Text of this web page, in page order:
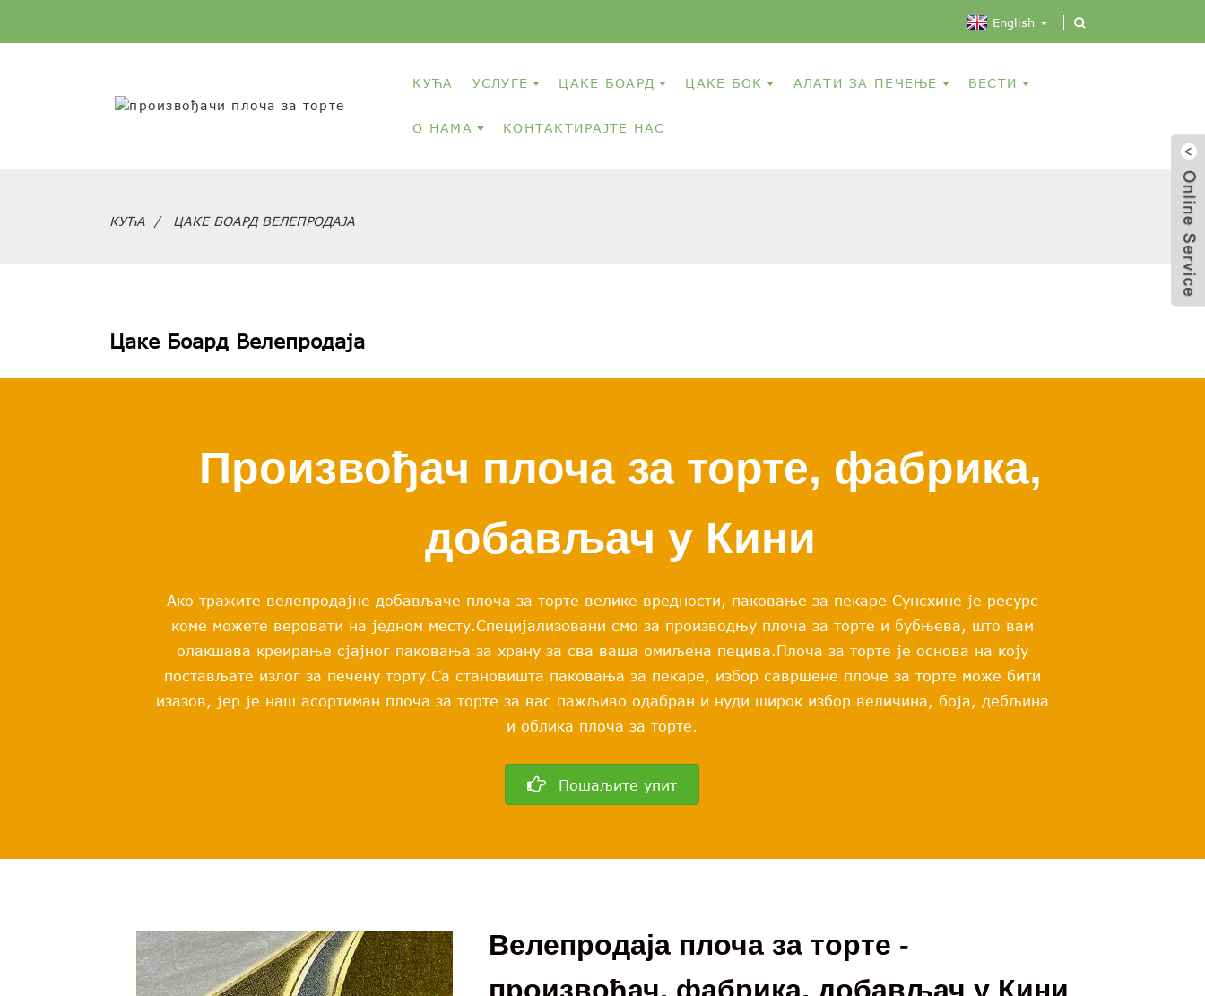
English
КУЋА УСЛУГЕ ЦАКЕ БОАРД ЦАКЕ БОК АЛАТИ ЗА ПЕЧЕЊЕ ВЕСТИ
О НАМА КОНТАКТИРАЈТЕ НАС
КУЋА ЦАКЕ БОАРД ВЕЛЕПРОДАЈА
Цаке Боард Велепродаја
Произвођач плоча за торте, фабрика,
добављач у Кини
Ако тражите велепродајне добављаче плоча за торте велике вредности, паковање за пекаре Сунсхине је ресурс
коме можете веровати на једном месту.Специјализовани смо за производњу плоча за торте и бубњева, што вам
олакшава креирање сјајног паковања за храну за сва ваша омиљена пецива.Плоча за торте је основа на коју
постављате излог за печену торту.Са становишта паковања за пекаре, избор савршене плоче за торте може бити
изазов, јер је наш асортиман плоча за торте за вас пажљиво одабран и нуди широк избор величина, боја, дебљина
и облика плоча за торте.
Пошаљите упит
Велепродаја плоча за торте -